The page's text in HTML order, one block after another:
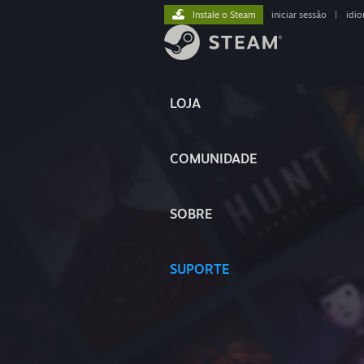
LOJA
COMUNIDADE
SOBRE
SUPORTE
Instale o Steam iniciar sessão